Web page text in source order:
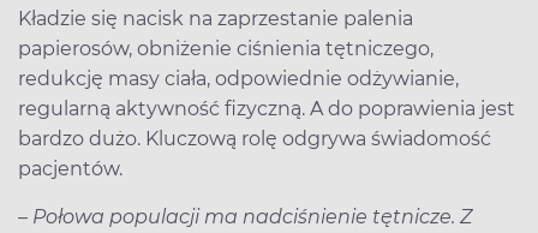
Kładzie się nacisk na zaprzestanie palenia
papierosów, obniżenie ciśnienia tętniczego,
redukcję masy ciała, odpowiednie odżywianie,
regularną aktywność fizyczną. A do poprawienia jest
bardzo dużo. Kluczową rolę odgrywa świadomość
pacjentów.
– Połowa populacji ma nadciśnienie tętnicze. Z